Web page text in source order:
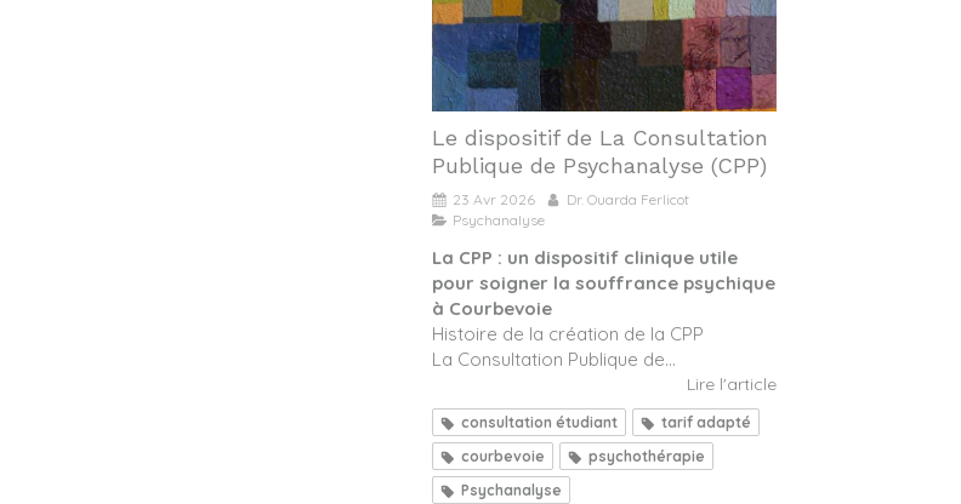
Le dispositif de La Consultation
Publique de Psychanalyse (CPP)
23 Avr 2026
Dr. Ouarda Ferlicot
Psychanalyse
La CPP : un dispositif clinique utile
pour soigner la souffrance psychique
à Courbevoie
Histoire de la création de la CPP
La Consultation Publique de...
Lire l'article
consultation étudiant
tarif adapté
courbevoie
psychothérapie
Psychanalyse